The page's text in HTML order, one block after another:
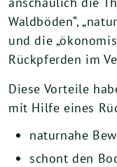
Waldböden“,
und die
Rückpferden im
Diese Vorteile
mit Hilfe eines
naturnahe
schont den